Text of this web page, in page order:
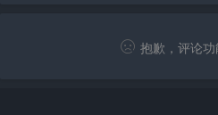
抱歉，评论